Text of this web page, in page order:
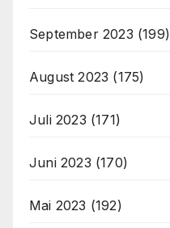
September 2023 (199)
August 2023 (175)
Juli 2023 (171)
Juni 2023 (170)
Mai 2023 (192)